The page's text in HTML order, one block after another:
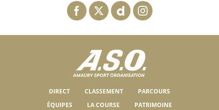
DIRECT CLASSEMENT
PARCOURS
ÉQUIPES
LA COURSE PATRIMOINE